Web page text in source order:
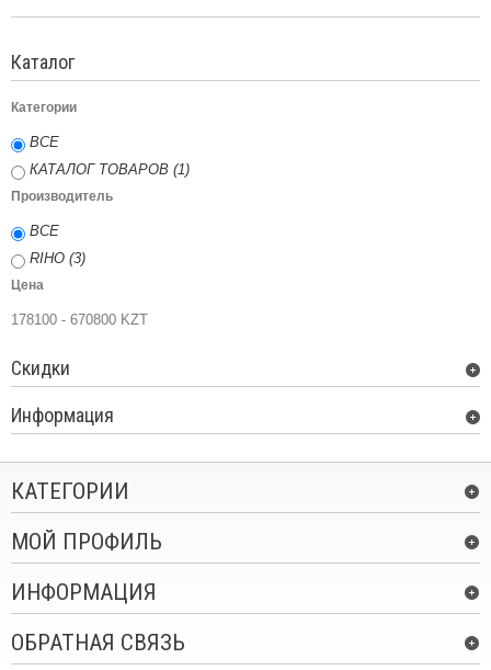
Каталог
Категории
ВСЕ
КАТАЛОГ ТОВАРОВ (1)
Производитель
ВСЕ
RIHO (3)
Цена
178100 - 670800 KZT
Скидки
Информация
КАТЕГОРИИ
МОЙ ПРОФИЛЬ
ИНФОРМАЦИЯ
ОБРАТНАЯ СВЯЗЬ